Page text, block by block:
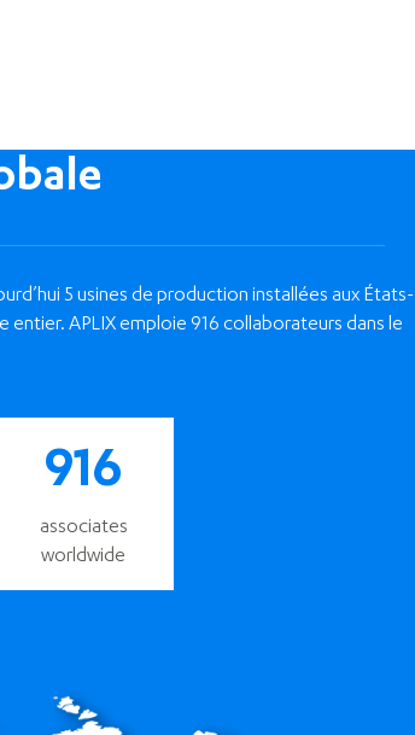
5 usines de production installées aux États-
entier. APLIX emploie 916 collaborateurs dans le
916
associates
worldwide